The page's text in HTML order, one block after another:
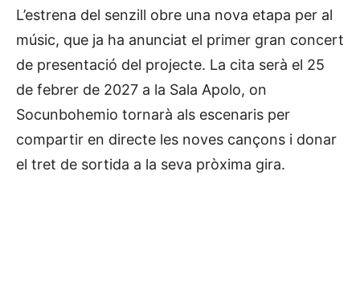
L’estrena del senzill obre una nova etapa per al
músic, que ja ha anunciat el primer gran concert
de presentació del projecte. La cita serà el 25
de febrer de 2027 a la Sala Apolo, on
Socunbohemio tornarà als escenaris per
compartir en directe les noves cançons i donar
el tret de sortida a la seva pròxima gira.